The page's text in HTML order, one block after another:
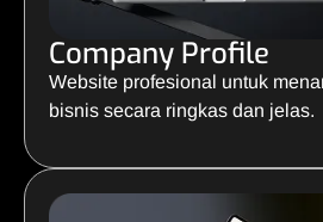
Company Profile
Website profesional untuk
bisnis secara ringkas dan jelas.